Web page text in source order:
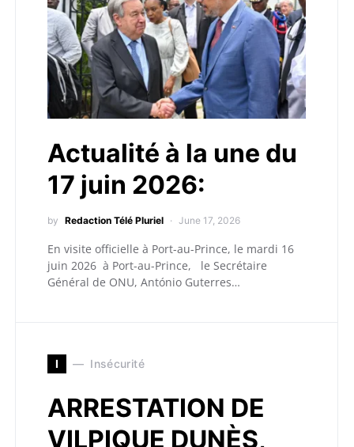
Actualité à la une du
17 juin 2026:
by Redaction Télé Pluriel June 17, 2026
En visite officielle à Port-au-Prince, le mardi 16
juin 2026 à Port-au-Prince, le Secrétaire
Général de ONU, António Guterres…
I Insécurité
ARRESTATION DE
VILPIQUE DUNÈS,